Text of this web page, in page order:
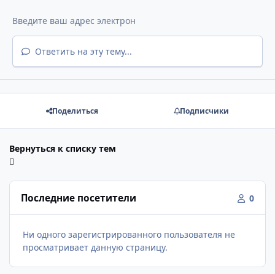
Ответить на эту тему...
Поделиться Подписчики
Вернуться к списку тем
Последние посетители 0
Ни одного зарегистрированного пользователя не
просматривает данную страницу.